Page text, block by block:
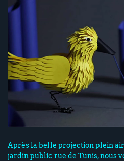
Après la belle projection plein
jardin public rue de Tunis, nous